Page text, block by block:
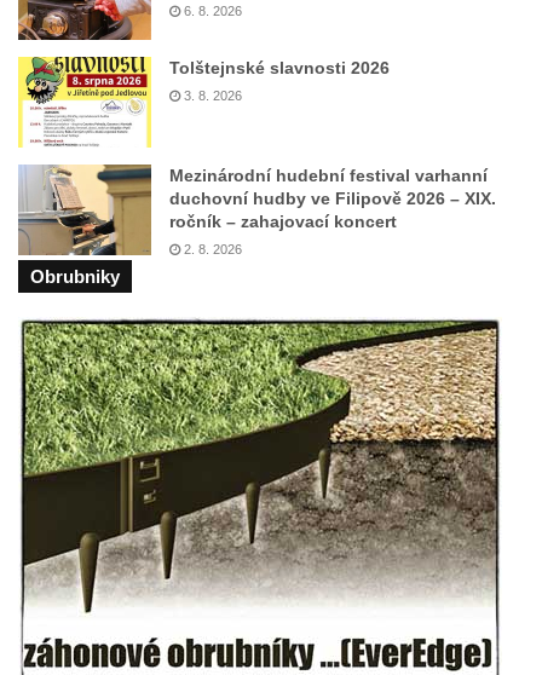
Kříž u koryta náhonu na Chřibské Kamenici
Kříž na Strážném vrchu v Rumburku
Kříž poblíž Ovčího mostu u Tisové
Kříž u kaple svatých Cyrila a Metoděje v
Kunraticích u Šluknova
Kříž na zahradě u domu ev. č. 11 v
Kunraticích u Šluknova
Kříž naproti domu čp. 34 v Kunraticích u
Šluknova
Kříž u polní cesty mezi Šluknovem a
Knížecím
Školní kříž u polní cesty nad Lipovou ulicí v
Rychnově u Jablonce nad Nisou
Boží muka Anděl strážce v Kostelní ulici v
Rychnově u Jablonce nad Nisou
Centrální kříž bývalého hřbitova u kostela
svatého Václava v Rychnově u Jablonce
nad Nisou
Misijní kříž na kostele svatého Václava v
6. 8. 2026
Tolštejnské slavnosti 2026
3. 8. 2026
Mezinárodní hudební festival varhanní
duchovní hudby ve Filipově 2026 – XIX.
ročník – zahajovací koncert
2. 8. 2026
Obrubniky